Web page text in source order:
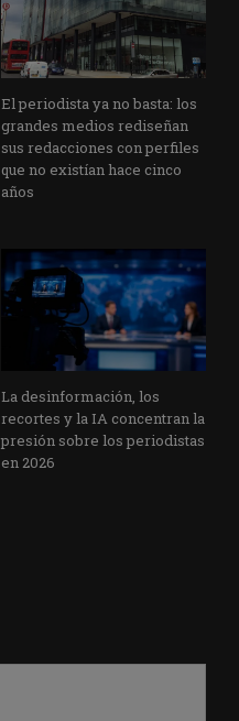
El periodista ya no basta: los
grandes medios rediseñan
sus redacciones con perfiles
que no existían hace cinco
años
La desinformación, los
recortes y la IA concentran la
presión sobre los periodistas
en 2026